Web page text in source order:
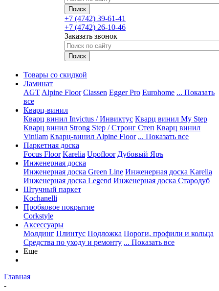
+7 (4742) 39-61-41
+7 (4742) 26-10-46
Заказать звонок
Товары со скидкой
Ламинат
AGT Alpine Floor Classen Egger Pro Eurohome ... Показать
все
Кварц-винил
Кварц винил Invictus / Инвиктус Кварц винил My Step
Кварц винил Strong Step / Стронг Степ Кварц винил
Vinilam Кварц-винил Alpine Floor ... Показать все
Паркетная доска
Focus Floor Karelia Upofloor Дубовый Яръ
Инженерная доска
Инженерная доска Green Line Инженерная доска Karelia
Инженерная доска Legend Инженерная доска Стародуб
Штучный паркет
Kochanelli
Пробковое покрытие
Corkstyle
Аксессуары
Молдинг Плинтус Подложка Пороги, профили и кольца
Средства по уходу и ремонту ... Показать все
Еще
Главная
-